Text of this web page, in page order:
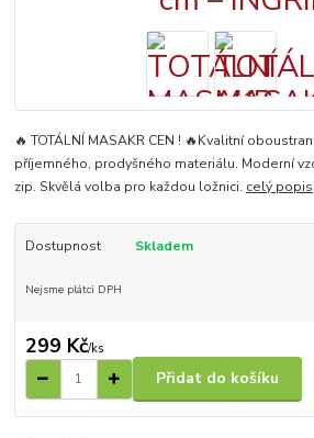
🔥 TOTÁLNÍ MASAKR CEN ! 🔥Kvalitní
příjemného, prodyšného materiálu. Moderní
zip. Skvělá volba pro každou ložnici. celý popis
Dostupnost Skladem
Nejsme plátci DPH
299 Kč/ks
Přidat do košíku